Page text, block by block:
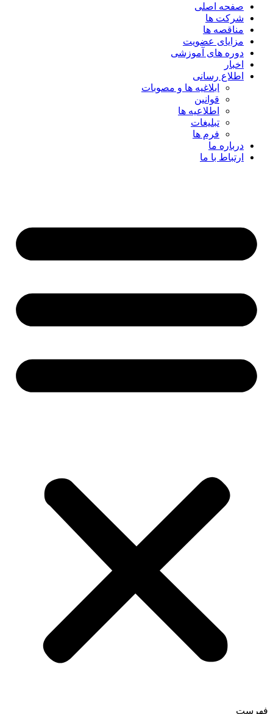
صفحه اصلی
شرکت ها
مناقصه ها
مزایای عضویت
دوره های آموزشی
اخبار
اطلاع رسانی
ابلاغیه ها و مصوبات
قوانین
اطلاعیه ها
تبلیغات
فرم ها
درباره ما
ارتباط با ما
فهرست